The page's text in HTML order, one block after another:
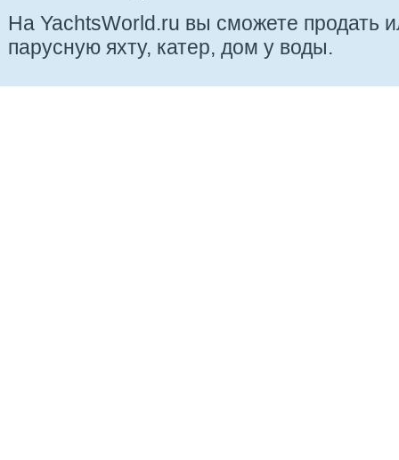
На YachtsWorld.ru вы сможете продать
парусную яхту, катер, дом у воды.